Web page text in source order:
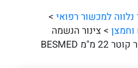
נלווה למכשור רפואי >
וחמצן > צינור הנשמה